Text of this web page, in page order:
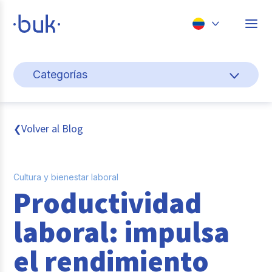
Perú
Categorías
Cultura y bienestar laboral
Gestión de personas
Pago de nómina
Buk
Transformación digital
Tendencias y Data
❮Volver al Blog
Cultura y bienestar laboral
Productividad
laboral: impulsa
el rendimiento